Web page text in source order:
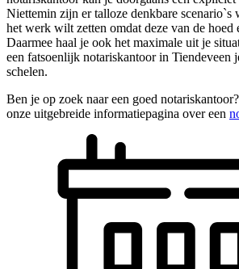
Niettemin zijn er talloze denkbare scenario`s
het werk wilt zetten omdat deze van de hoed
Daarmee haal je ook het maximale uit je
een fatsoenlijk notariskantoor in Tiendeveen
schelen.
Ben je op zoek naar een goed
onze uitgebreide informatiepagina over een